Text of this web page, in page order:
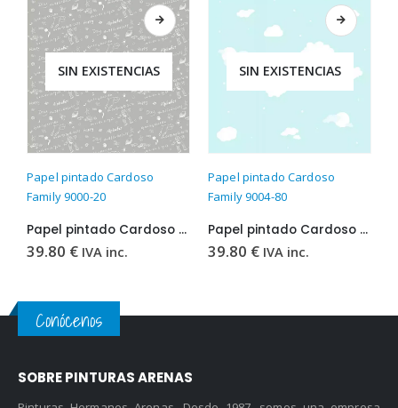
SIN EXISTENCIAS
Papel pintado Cardoso
Family 9000-20
Papel pintado Cardoso Family 9000-20
39.80 € IVA inc.
SIN EXISTENCIAS
Papel pintado Cardoso
Family 9004-80
Papel pintado Cardoso Family 9004-80
39.80 € IVA inc.
Conócenos
SOBRE PINTURAS ARENAS